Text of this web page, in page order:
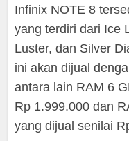
Infinix NOTE 8
yang terdiri dari Ice
Luster, dan Silver
ini akan dijual
antara lain RAM 6
Rp 1.999.000 dan
yang dijual senilai